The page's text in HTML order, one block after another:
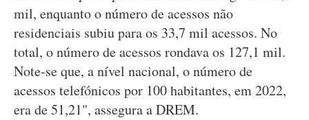
mil, enquanto o número de acessos não
residenciais subiu para os 33,7 mil acessos. No
total, o número de acessos rondava os 127,1 mil.
Note-se que, a nível nacional, o número de
acessos telefónicos por 100 habitantes, em 2022,
era de 51,21", assegura a DREM.